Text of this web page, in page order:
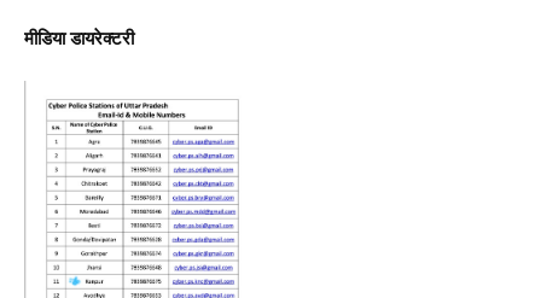
मीडिया डायरेक्टरी